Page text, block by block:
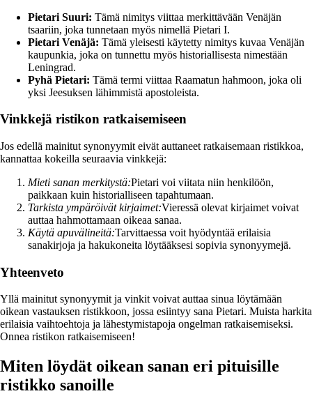
Pietari Suuri: Tämä nimitys viittaa merkittävään Venäjän
tsaariin, joka tunnetaan myös nimellä Pietari I.
Pietari Venäjä: Tämä yleisesti käytetty nimitys kuvaa Venäjän
kaupunkia, joka on tunnettu myös historiallisesta nimestään
Leningrad.
Pyhä Pietari: Tämä termi viittaa Raamatun hahmoon, joka oli
yksi Jeesuksen lähimmistä apostoleista.
Vinkkejä ristikon ratkaisemiseen
Jos edellä mainitut synonyymit eivät auttaneet ratkaisemaan ristikkoa,
kannattaa kokeilla seuraavia vinkkejä:
Mieti sanan merkitystä:Pietari voi viitata niin henkilöön,
paikkaan kuin historialliseen tapahtumaan.
Tarkista ympäröivät kirjaimet:Vieressä olevat kirjaimet voivat
auttaa hahmottamaan oikeaa sanaa.
Käytä apuvälineitä:Tarvittaessa voit hyödyntää erilaisia
sanakirjoja ja hakukoneita löytääksesi sopivia synonyymejä.
Yhteenveto
Yllä mainitut synonyymit ja vinkit voivat auttaa sinua löytämään
oikean vastauksen ristikkoon, jossa esiintyy sana Pietari. Muista harkita
erilaisia vaihtoehtoja ja lähestymistapoja ongelman ratkaisemiseksi.
Onnea ristikon ratkaisemiseen!
Miten löydät oikean sanan eri pituisille
ristikko sanoille